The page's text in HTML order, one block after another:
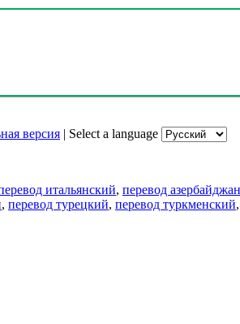
версия | Select a language
итальянский, перевод
, перевод турецкий, перевод туркменский,